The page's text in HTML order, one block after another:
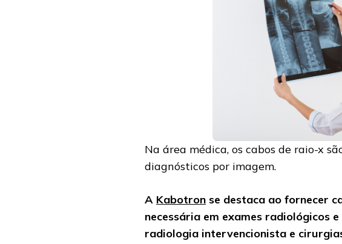
Na área médica, os cabos de raio-x
diagnósticos por imagem.
A Kabotron se destaca ao fornecer
necessária em exames radiológicos
radiologia intervencionista e